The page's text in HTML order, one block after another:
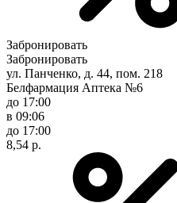
Забронировать
Забронировать
ул. Панченко, д. 44, пом. 218
Белфармация Аптека №6
до 17:00
в 09:06
до 17:00
8,54 р.